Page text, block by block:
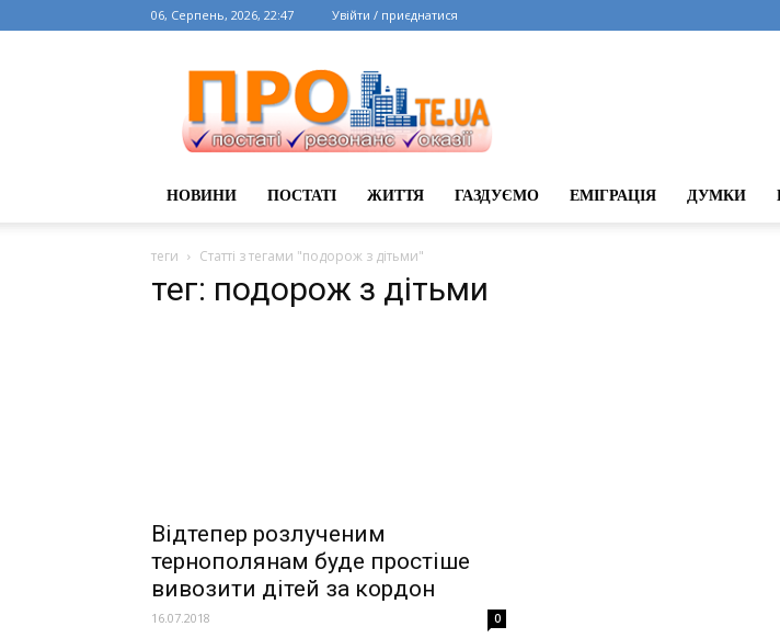
06, Серпень, 2026, 22:47 Увійти / приєднатися
НОВИНИ ПОСТАТІ ЖИТТЯ ГАЗДУЄМО ЕМІГРАЦІЯ ДУМКИ
теги Статті з тегами "подорож з дітьми"
тег: подорож з дітьми
Відтепер розлученим
тернополянам буде простіше
вивозити дітей за кордон
16.07.2018 0